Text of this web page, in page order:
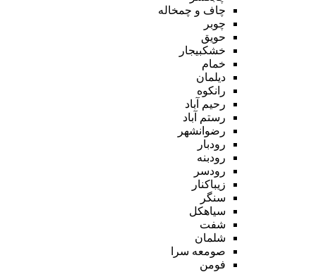
چاف و چمخاله
چوبر
حویق
خشکبیجار
خمام
دیلمان
رانکوه
رحیم آباد
رستم آباد
رضوانشهر
رودبار
رودبنه
رودسر
زیباکنار
سنگر
سیاهکل
شفت
شلمان
صومعه سرا
فومن